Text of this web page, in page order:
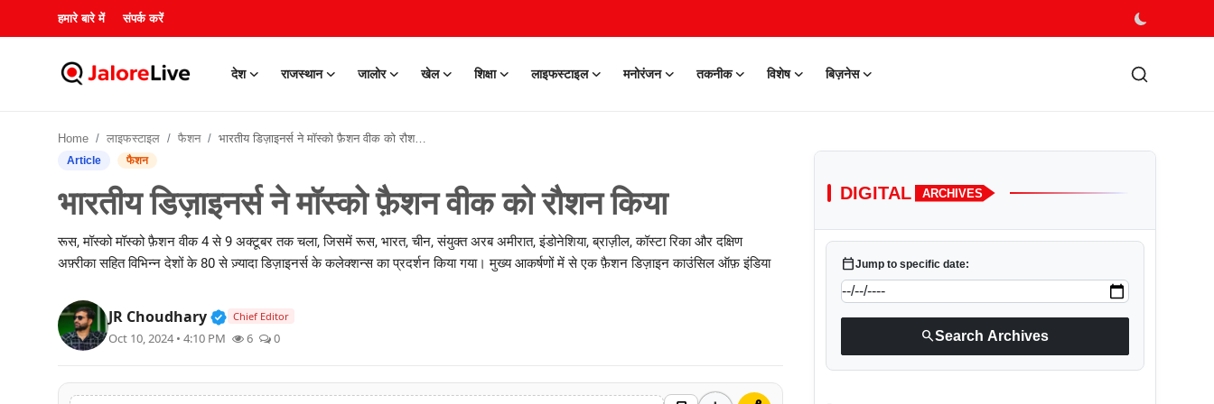
हमारे बारे में संपर्क करें
देश राजस्थान जालोर खेल शिक्षा लाइफस्टाइल मनोरंजन तकनीक विशेष बिज़नेस
राजस्थान
Home लाइफस्टाइल फैशन भारतीय डिज़ाइनर्स ने मॉस्को फ़ैशन वीक को रौशन किया
Article फैशन
भारतीय डिज़ाइनर्स ने मॉस्को फ़ैशन वीक को रौशन किया
रूस, मॉस्को मॉस्को फ़ैशन वीक 4 से 9 अक्टूबर तक चला, जिसमें रूस, भारत, चीन, संयुक्त अरब अमीरात, इंडोनेशिया, ब्राज़ील, कॉस्टा रिका और दक्षिण
अफ़्रीका सहित विभिन्न देशों के 80 से ज़्यादा डिज़ाइनर्स के कलेक्शन्स का प्रदर्शन किया गया। मुख्य आकर्षणों में से एक फ़ैशन डिज़ाइन काउंसिल ऑफ़ इंडिया
JR Choudhary Verified Public Figure • 30 Mar, 2026
Chief Editor
Oct 10, 2024 • 4:10 PM 6 0
DIGITAL ARCHIVES
calendar_todayJump to specific date:
searchSearch Archives